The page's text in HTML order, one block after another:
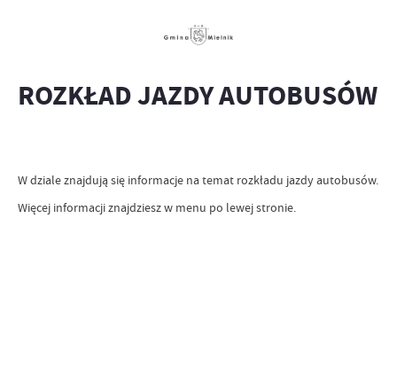
ROZKŁAD JAZDY AUTOBUSÓW
W dziale znajdują się informacje na temat rozkładu jazdy autobusów.
Więcej informacji znajdziesz w menu po lewej stronie.